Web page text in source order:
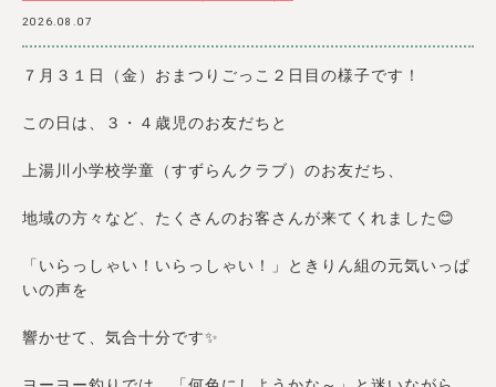
2026.08.07
７月３１日（金）おまつりごっこ２日目の様子です！
この日は、３・４歳児のお友だちと
上湯川小学校学童（すずらんクラブ）のお友だち、
地域の方々など、たくさんのお客さんが来てくれました😊
「いらっしゃい！いらっしゃい！」ときりん組の元気いっぱ
いの声を
響かせて、気合十分です✨